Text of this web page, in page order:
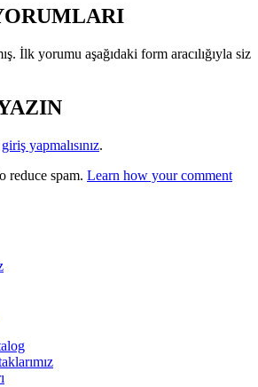
İlk yorumu aşağıdaki form aracılığıyla siz
giriş yapmalısınız.
reduce spam. Learn how your comment